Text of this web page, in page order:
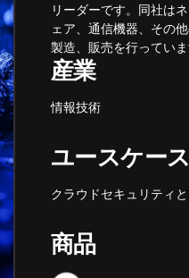
リーダーです。同社は
ェア、通信機器、その
製造、販売を行っていま
産業
情報技術
ユースケース
クラウドセキュリティ
商品